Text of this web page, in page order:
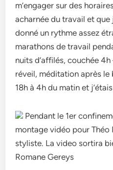
m’engager sur des
acharnée du travail et que
donné un rythme assez
marathons de travail
nuits d’affilés, couchée
réveil, méditation après
18h à 4h du matin et
Pendant le 1er
montage vidéo pour Théo
styliste. La video sortira
Romane Gereys